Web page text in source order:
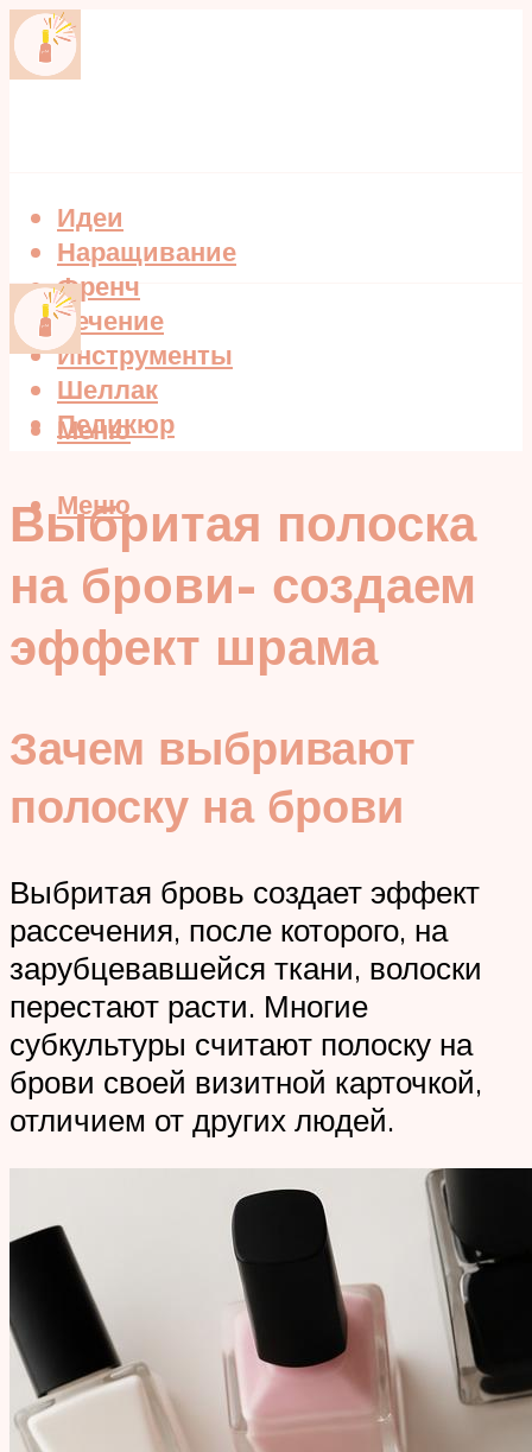
Идеи
Наращивание
Френч
Лечение
Инструменты
Шеллак
Педикюр
Меню
Меню
Выбритая полоска
на брови- создаем
эффект шрама
Зачем выбривают
полоску на брови
Выбритая бровь создает эффект
рассечения, после которого, на
зарубцевавшейся ткани, волоски
перестают расти. Многие
субкультуры считают полоску на
брови своей визитной карточкой,
отличием от других людей.